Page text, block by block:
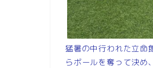
猛暑の中行われた立
らボールを奪って決め